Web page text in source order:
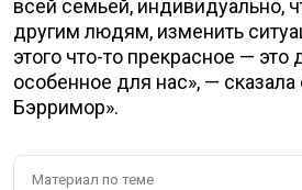
всей семьей, индивидуально,
другим людям, изменить
этого что-то прекрасное — это
особенное для нас», —
Бэрримор».
Материал по теме